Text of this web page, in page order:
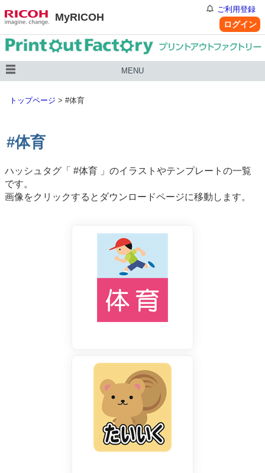
MyRICOH
ご利用登録
ログイン
MENU
トップページ > #体育
#体育
ハッシュタグ「 #体育 」のイラストやテンプレートの一覧
です。
画像をクリックするとダウンロードページに移動します。